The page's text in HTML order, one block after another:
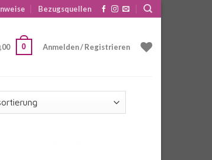
Bezugsquellen
0 Anmelden / Registrieren